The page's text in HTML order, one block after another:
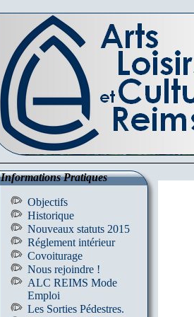
Informations Pratiques
Objectifs
Historique
Nouveaux statuts 2015
Réglement intérieur
Covoiturage
Nous rejoindre !
ALC REIMS Mode
Emploi
Les Sorties Pédestres.